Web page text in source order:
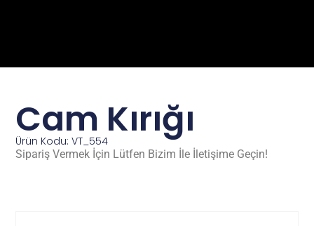
Cam Kırığı
Ürün Kodu: VT_554
Sipariş Vermek İçin Lütfen Bizim İle İletişime Geçin!